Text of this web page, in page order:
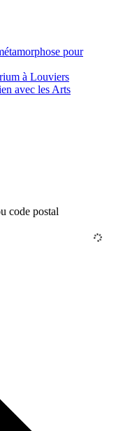
pour
à Louviers
avec les Arts
code postal